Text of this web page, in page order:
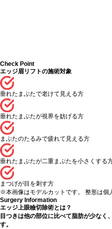
Check Point
エッジ眉リフトの施術対象
垂れたまぶたで老けて見える方
垂れたまぶたが視界を妨げる方
まぶたのたるみで疲れて見える方
垂れたまぶたが二重まぶたを小さくする
まつげが目を刺す方
※本画像はモデルカットです。 整形は
Surgery Information
エッジ上眼瞼切除術とは？
目つきは他の部位に比べて脂肪が少なく
す。